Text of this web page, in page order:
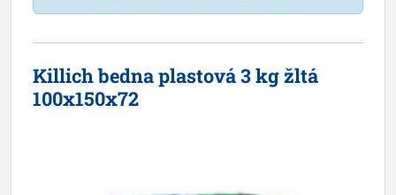
Killich bedna plastová 3 kg žltá
100x150x72